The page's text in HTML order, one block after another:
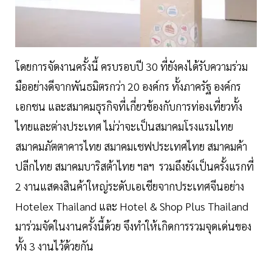
โดยการจัดงานครั้งนี้ ครบรอบปี 30 ที่ยังคงได้รับความร่วม
มืออย่างดีจากพันธมิตรกว่า 20 องค์กร ทั้งภาครัฐ องค์กร
เอกชน และสมาคมธุรกิจที่เกี่ยวข้องกับการท่องเที่ยวทั้ง
ไทยและต่างประเทศ ไม่ว่าจะเป็นสมาคมโรงแรมไทย
สมาคมภัตตาคารไทย สมาคมเชฟประเทศไทย สมาคมค้า
ปลีกไทย สมาคมบาริสต้าไทย ฯลฯ รวมถึงยังเป็นครั้งแรกที่
2 งานแสดงสินค้าใหญ่ระดับเอเชียจากประเทศจีนอย่าง
Hotelex Thailand และ Hotel & Shop Plus Thailand
มาร่วมจัดในงานครั้งนี้ด้วย จึงทำให้เกิดการรวมจุดเด่นของ
ทั้ง 3 งานไว้ด้วยกัน